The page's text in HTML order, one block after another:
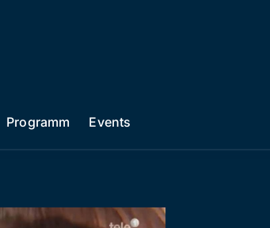
Programm Events